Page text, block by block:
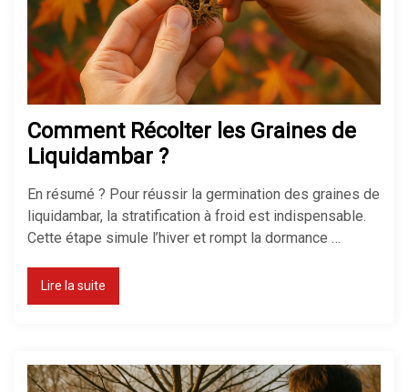
Comment Récolter les Graines de
Liquidambar ?
En résumé ? Pour réussir la germination des graines de
liquidambar, la stratification à froid est indispensable.
Cette étape simule l’hiver et rompt la dormance …
Lire la suite